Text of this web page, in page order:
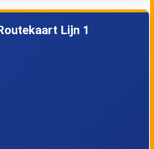
Deventer,
Amstellaan
Lijn 1